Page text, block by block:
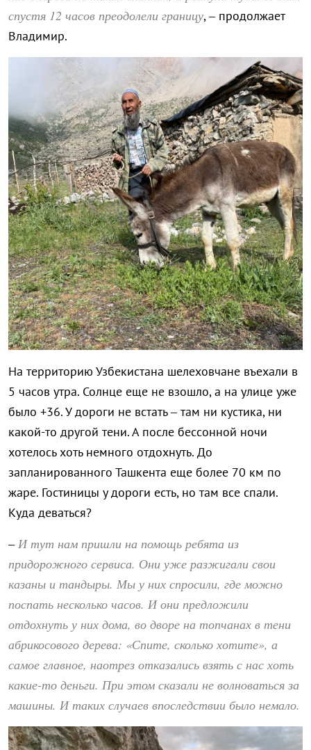
спустя 12 часов преодолели границу, – продолжает
Владимир.
На территорию Узбекистана шелеховчане въехали в
5 часов утра. Солнце еще не взошло, а на улице уже
было +36. У дороги не встать – там ни кустика, ни
какой-то другой тени. А после бессонной ночи
хотелось хоть немного отдохнуть. До
запланированного Ташкента еще более 70 км по
жаре. Гостиницы у дороги есть, но там все спали.
Куда деваться?
–И тут нам пришли на помощь ребята из
придорожного сервиса. Они уже разжигали свои
казаны и тандыры. Мы у них спросили, где можно
поспать несколько часов. И они предложили
отдохнуть у них дома, во дворе на топчанах в тени
абрикосового дерева: «Спите, сколько хотите», а
самое главное, наотрез отказались взять с нас хоть
какие-то деньги. При этом сказали не волноваться за
машины. И таких случаев впоследствии было немало.